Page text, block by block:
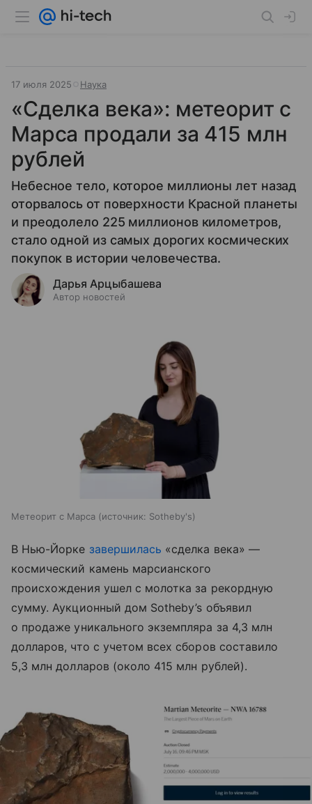
17 июля 2025 Наука
«Сделка века»: метеорит с
Марса продали за 415 млн
рублей
Небесное тело, которое миллионы лет назад
оторвалось от поверхности Красной планеты
и преодолело 225 миллионов километров,
стало одной из самых дорогих космических
покупок в истории человечества.
Дарья Арцыбашева
Автор новостей
Метеорит с Марса источник: Sotheby's
В Нью-Йорке завершилась «сделка века» —
космический камень марсианского
происхождения ушел с молотка за рекордную
сумму. Аукционный дом Sotheby’s объявил
о продаже уникального экземпляра за 4,3 млн
долларов, что с учетом всех сборов составило
5,3 млн долларов (около 415 млн рублей).